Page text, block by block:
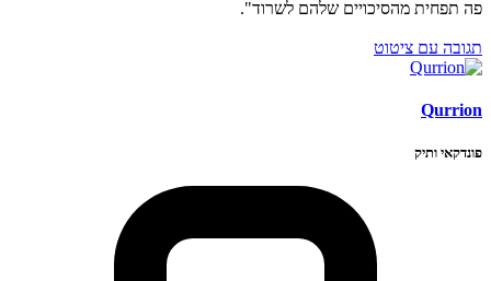
פה תפחית מהסיכויים שלהם לשרוד".
תגובה עם ציטוט
Qurrion
פונדקאי ותיק